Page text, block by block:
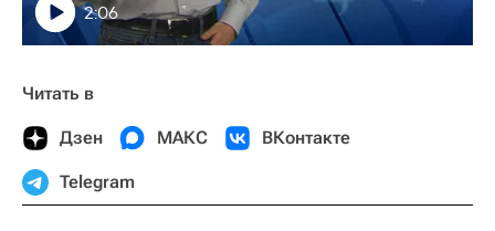
2:06
Читать в
Дзен МАКС ВКонтакте
Telegram